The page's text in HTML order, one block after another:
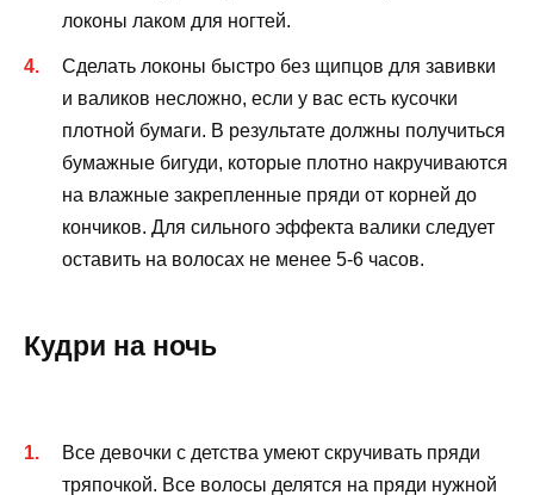
локоны лаком для ногтей.
Сделать локоны быстро без щипцов для завивки
и валиков несложно, если у вас есть кусочки
плотной бумаги. В результате должны получиться
бумажные бигуди, которые плотно накручиваются
на влажные закрепленные пряди от корней до
кончиков. Для сильного эффекта валики следует
оставить на волосах не менее 5-6 часов.
Кудри на ночь
Все девочки с детства умеют скручивать пряди
тряпочкой. Все волосы делятся на пряди нужной